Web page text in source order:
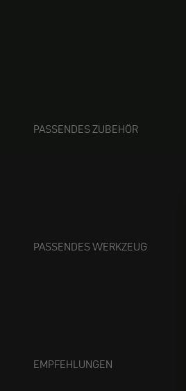
PASSENDES ZUBEHÖR
PASSENDES WERKZEUG
EMPFEHLUNGEN